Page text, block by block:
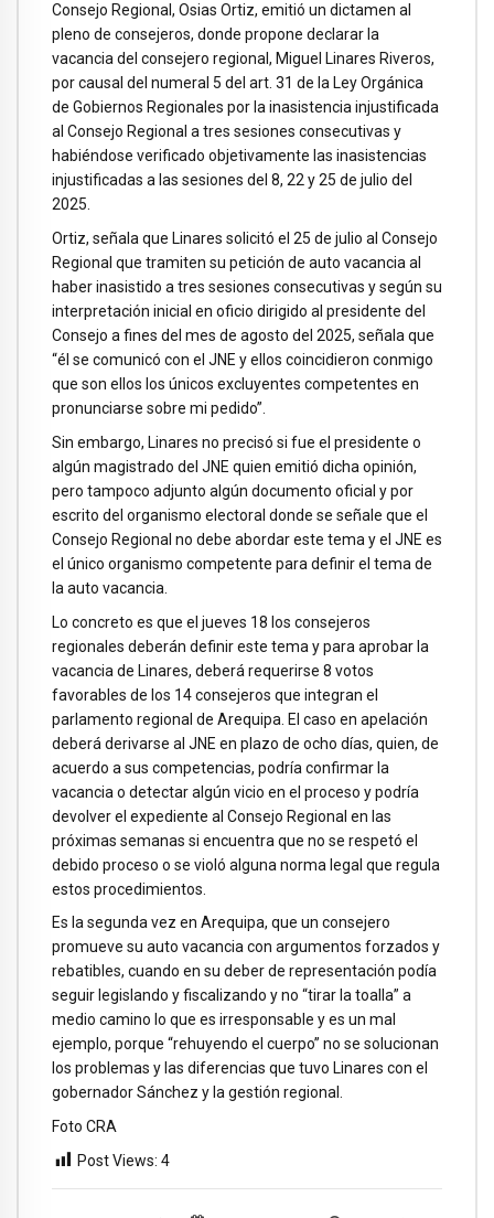
Consejo Regional, Osias Ortiz, emitió un dictamen al
pleno de consejeros, donde propone declarar la
vacancia del consejero regional, Miguel Linares Riveros,
por causal del numeral 5 del art. 31 de la Ley Orgánica
de Gobiernos Regionales por la inasistencia injustificada
al Consejo Regional a tres sesiones consecutivas y
habiéndose verificado objetivamente las inasistencias
injustificadas a las sesiones del 8, 22 y 25 de julio del
2025.
Ortiz, señala que Linares solicitó el 25 de julio al Consejo
Regional que tramiten su petición de auto vacancia al
haber inasistido a tres sesiones consecutivas y según su
interpretación inicial en oficio dirigido al presidente del
Consejo a fines del mes de agosto del 2025, señala que
“él se comunicó con el JNE y ellos coincidieron conmigo
que son ellos los únicos excluyentes competentes en
pronunciarse sobre mi pedido”.
Sin embargo, Linares no precisó si fue el presidente o
algún magistrado del JNE quien emitió dicha opinión,
pero tampoco adjunto algún documento oficial y por
escrito del organismo electoral donde se señale que el
Consejo Regional no debe abordar este tema y el JNE es
el único organismo competente para definir el tema de
la auto vacancia.
Lo concreto es que el jueves 18 los consejeros
regionales deberán definir este tema y para aprobar la
vacancia de Linares, deberá requerirse 8 votos
favorables de los 14 consejeros que integran el
parlamento regional de Arequipa. El caso en apelación
deberá derivarse al JNE en plazo de ocho días, quien, de
acuerdo a sus competencias, podría confirmar la
vacancia o detectar algún vicio en el proceso y podría
devolver el expediente al Consejo Regional en las
próximas semanas si encuentra que no se respetó el
debido proceso o se violó alguna norma legal que regula
estos procedimientos.
Es la segunda vez en Arequipa, que un consejero
promueve su auto vacancia con argumentos forzados y
rebatibles, cuando en su deber de representación podía
seguir legislando y fiscalizando y no “tirar la toalla” a
medio camino lo que es irresponsable y es un mal
ejemplo, porque “rehuyendo el cuerpo” no se solucionan
los problemas y las diferencias que tuvo Linares con el
gobernador Sánchez y la gestión regional.
Foto CRA
Post Views: 4